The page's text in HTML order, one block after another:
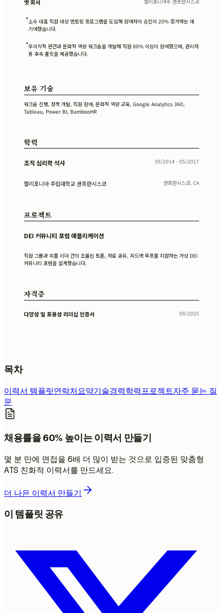
옛 회사
•소수 대표 직원 대상 멘토링 프로그램을 도입해 참여자의 승진이 20% 증가하는 데
기여했습니다.
•무의식적 편견과 문화적 역량 워크숍을 개발해 직원 80% 이상이 참여했으며, 관리자
용 후속 툴킷을 제공했습니다.
보유 기술
워크숍 진행, 정책 개발, 직원 참여, 문화적 역량 교육, Google Analytics 360,
Tableau, Power BI, BambooHR
학력
조직 심리학 석사 09/2014 - 05/2017
캘리포니아 주립대학교 샌프란시스코 샌프란시스코, CA
프로젝트
DEI 커뮤니티 포럼 애플리케이션
직원 그룹과 피플 리더 간의 조율된 토론, 자료 공유, 피드백 루프를 지원하는 가상 DEI
커뮤니티 포럼을 설계했습니다.
자격증
다양성 및 포용성 리더십 인증서 09/2025
목차
이력서 템플릿연락처요약기술경력학력프로젝트자주 묻는 질
문
채용률을 60% 높이는 이력서 만들기
몇 분 만에 면접을 6배 더 많이 받는 것으로 입증된 맞춤형
ATS 친화적 이력서를 만드세요.
더 나은 이력서 만들기
이 템플릿 공유